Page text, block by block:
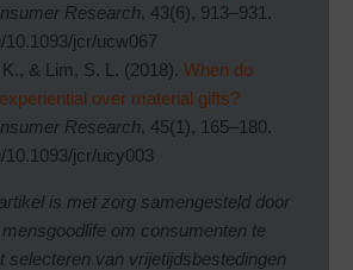
Research, 43(6), 913–931.
10.1093/jcr/ucw067
& Lim, S. L. (2018). When do
over material gifts?
Research, 45(1), 165–180.
10.1093/jcr/ucy003
is met zorg samengesteld door
om consumenten te
selecteren van vrijetijdsbestedingen